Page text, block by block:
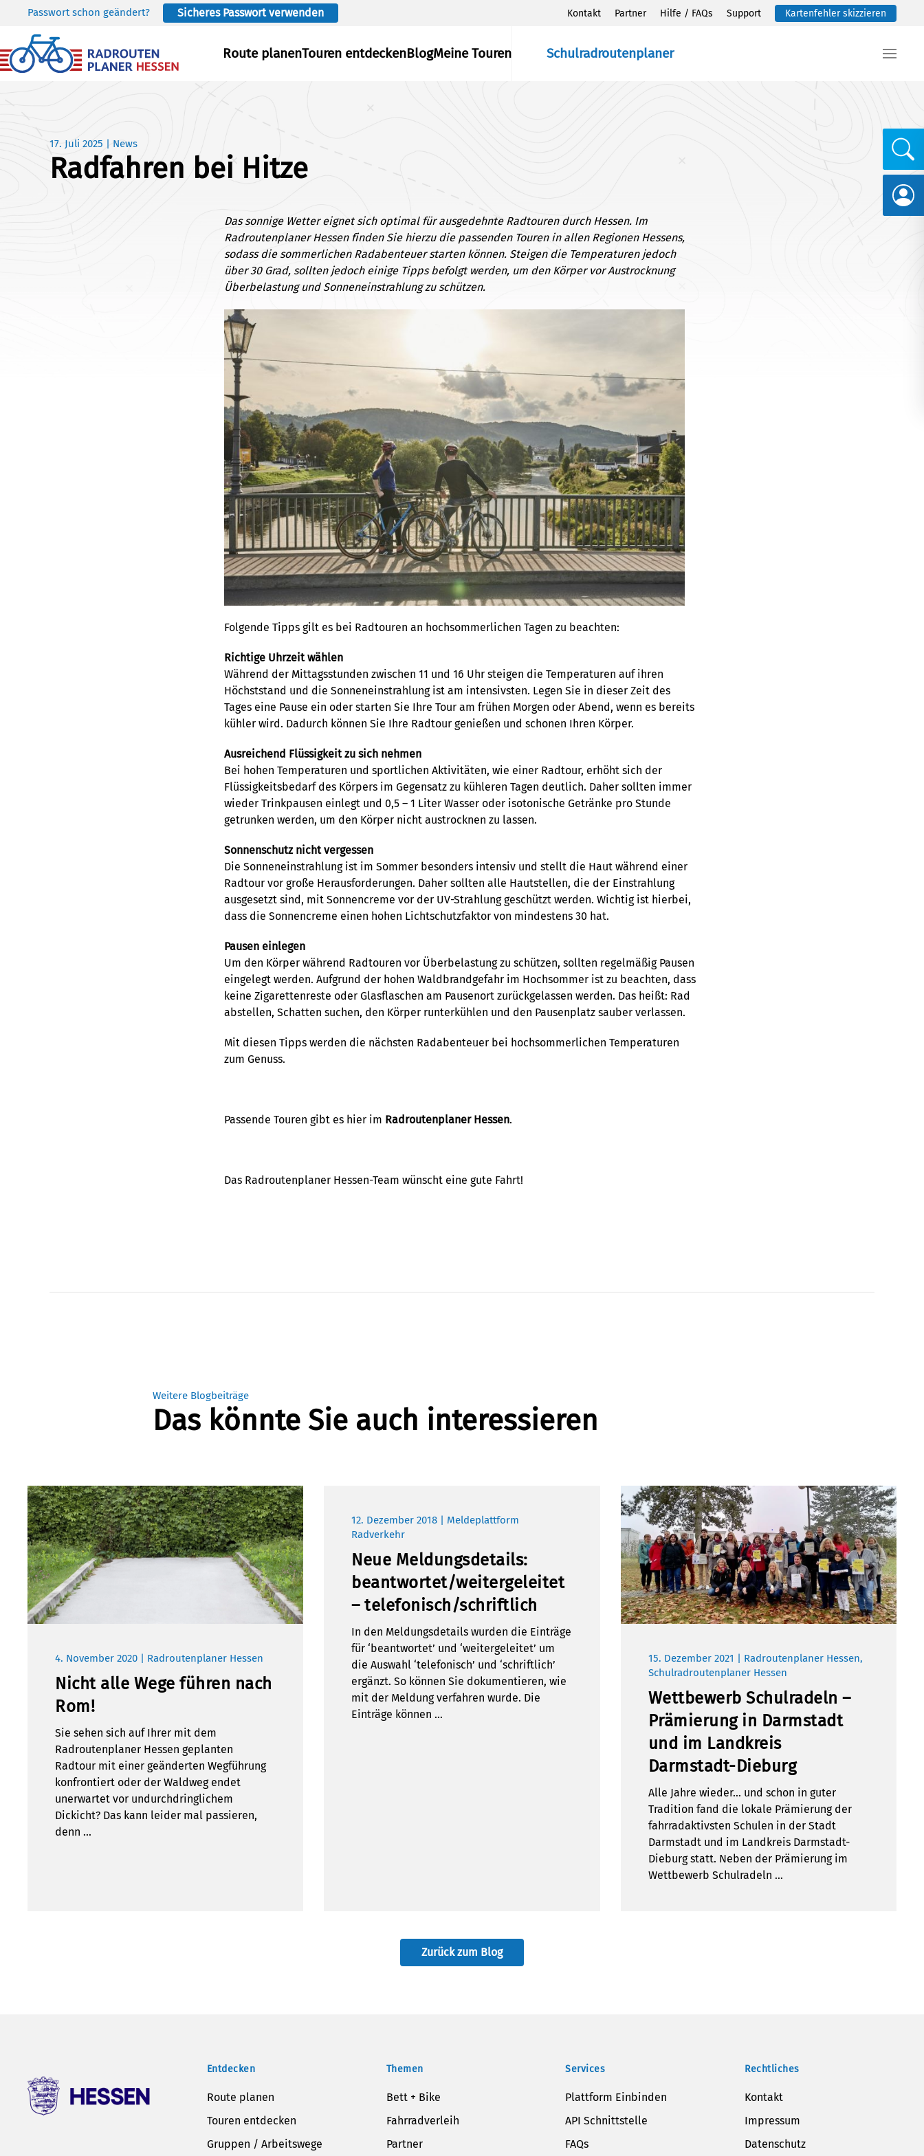
Skip to main content
Passwort schon geändert? Sicheres Passwort verwenden Kontakt Partner Hilfe / FAQs Support Kartenfehler skizzieren
Route planenTouren entdeckenBlogMeine Touren Schulradroutenplaner
17. Juli 2025 | News
Radfahren bei Hitze
Das sonnige Wetter eignet sich optimal für ausgedehnte Radtouren durch Hessen. Im
Radroutenplaner Hessen finden Sie hierzu die passenden Touren in allen Regionen Hessens,
sodass die sommerlichen Radabenteuer starten können. Steigen die Temperaturen jedoch
über 30 Grad, sollten jedoch einige Tipps befolgt werden, um den Körper vor Austrocknung
Überbelastung und Sonneneinstrahlung zu schützen.
Folgende Tipps gilt es bei Radtouren an hochsommerlichen Tagen zu beachten:
Richtige Uhrzeit wählen
Während der Mittagsstunden zwischen 11 und 16 Uhr steigen die Temperaturen auf ihren
Höchststand und die Sonneneinstrahlung ist am intensivsten. Legen Sie in dieser Zeit des
Tages eine Pause ein oder starten Sie Ihre Tour am frühen Morgen oder Abend, wenn es bereits
kühler wird. Dadurch können Sie Ihre Radtour genießen und schonen Ihren Körper.
Ausreichend Flüssigkeit zu sich nehmen
Bei hohen Temperaturen und sportlichen Aktivitäten, wie einer Radtour, erhöht sich der
Flüssigkeitsbedarf des Körpers im Gegensatz zu kühleren Tagen deutlich. Daher sollten immer
wieder Trinkpausen einlegt und 0,5 – 1 Liter Wasser oder isotonische Getränke pro Stunde
getrunken werden, um den Körper nicht austrocknen zu lassen.
Sonnenschutz nicht vergessen
Die Sonneneinstrahlung ist im Sommer besonders intensiv und stellt die Haut während einer
Radtour vor große Herausforderungen. Daher sollten alle Hautstellen, die der Einstrahlung
ausgesetzt sind, mit Sonnencreme vor der UV-Strahlung geschützt werden. Wichtig ist hierbei,
dass die Sonnencreme einen hohen Lichtschutzfaktor von mindestens 30 hat.
Pausen einlegen
Um den Körper während Radtouren vor Überbelastung zu schützen, sollten regelmäßig Pausen
eingelegt werden. Aufgrund der hohen Waldbrandgefahr im Hochsommer ist zu beachten, dass
keine Zigarettenreste oder Glasflaschen am Pausenort zurückgelassen werden. Das heißt: Rad
abstellen, Schatten suchen, den Körper runterkühlen und den Pausenplatz sauber verlassen.
Mit diesen Tipps werden die nächsten Radabenteuer bei hochsommerlichen Temperaturen
zum Genuss.
Passende Touren gibt es hier im Radroutenplaner Hessen.
Das Radroutenplaner Hessen-Team wünscht eine gute Fahrt!
Weitere Blogbeiträge
Das könnte Sie auch interessieren
4. November 2020 | Radroutenplaner Hessen
Nicht alle Wege führen nach
Rom!
Sie sehen sich auf Ihrer mit dem
Radroutenplaner Hessen geplanten
Radtour mit einer geänderten Wegführung
konfrontiert oder der Waldweg endet
unerwartet vor undurchdringlichem
Dickicht? Das kann leider mal passieren,
denn …
12. Dezember 2018 | Meldeplattform
Radverkehr
Neue Meldungsdetails:
beantwortet/weitergeleitet
– telefonisch/schriftlich
In den Meldungsdetails wurden die Einträge
für ‘beantwortet’ und ‘weitergeleitet’ um
die Auswahl ‘telefonisch’ und ‘schriftlich’
ergänzt. So können Sie dokumentieren, wie
mit der Meldung verfahren wurde. Die
Einträge können …
15. Dezember 2021 | Radroutenplaner Hessen,
Schulradroutenplaner Hessen
Wettbewerb Schulradeln –
Prämierung in Darmstadt
und im Landkreis
Darmstadt-Dieburg
Alle Jahre wieder… und schon in guter
Tradition fand die lokale Prämierung der
fahrradaktivsten Schulen in der Stadt
Darmstadt und im Landkreis Darmstadt-
Dieburg statt. Neben der Prämierung im
Wettbewerb Schulradeln …
Zurück zum Blog
Entdecken
Route planen
Touren entdecken
Gruppen / Arbeitswege
Themen
Bett + Bike
Fahrradverleih
Partner
Services
Plattform Einbinden
API Schnittstelle
FAQs
Rechtliches
Kontakt
Impressum
Datenschutz